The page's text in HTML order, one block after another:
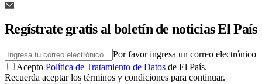
Regístrate gratis al boletín de noticias El País
Por favor ingresa un correo electrónico
Acepto Política de Tratamiento de Datos de El País.
Recuerda aceptar los términos y condiciones para continuar.